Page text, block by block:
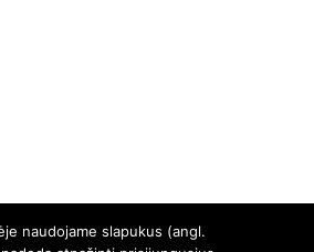
naudojame slapukus (angl.